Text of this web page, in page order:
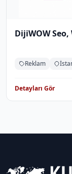
DijiWOW Seo,
Reklam
Detayları Gör